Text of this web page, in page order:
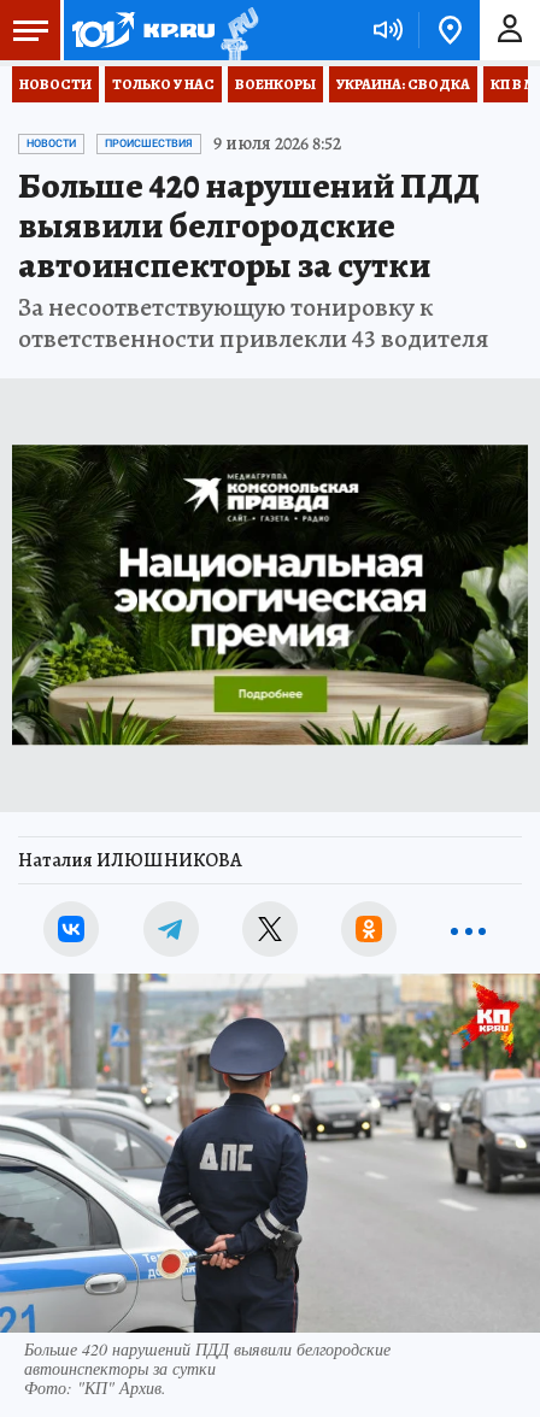
НОВОСТИ ТОЛЬКО У НАС ВОЕНКОРЫ УКРАИНА: СВОДКА КП В
НОВОСТИ ПРОИСШЕСТВИЯ 9 июля 2026 8:52
Больше 420 нарушений ПДД
выявили белгородские
автоинспекторы за сутки
За несоответствующую тонировку к
ответственности привлекли 43 водителя
Наталия ИЛЮШНИКОВА
Больше 420 нарушений ПДД выявили белгородские
автоинспекторы за сутки
Фото: "КП" Архив.